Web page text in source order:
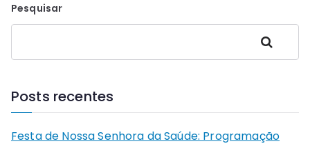
Pesquisar
Pesquisar
Posts recentes
Festa de Nossa Senhora da Saúde: Programação